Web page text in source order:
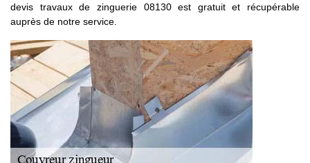
devis travaux de zinguerie 08130 est gratuit et récupérable
auprès de notre service.